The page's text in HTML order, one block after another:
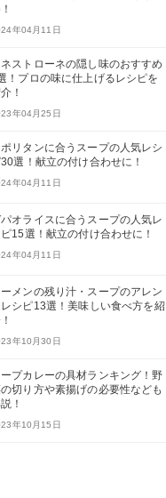
年04月11日
ネストローネの隠し味のおすすめ
！プロの味に仕上げるレシピを
！
年04月25日
リタンに合うスープの人気レシ
30選！献立の付け合わせに！
年04月11日
オライスに合うスープの人気レ
15選！献立の付け合わせに！
年04月11日
メンの残り汁・スープのアレン
レシピ13選！美味しい食べ方を紹
年10月30日
プカレーの具材ランキング！野
切り方や素揚げの必要性なども
！
年10月15日